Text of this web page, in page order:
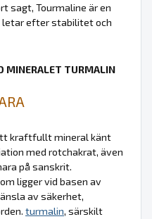
sagt, Tourmaline är en
efter stabilitet och
MINERALET TURMALIN
kraftfullt mineral känt
med rotchakrat, även
på sanskrit.
ligger vid basen av
av säkerhet,
turmalin, särskilt